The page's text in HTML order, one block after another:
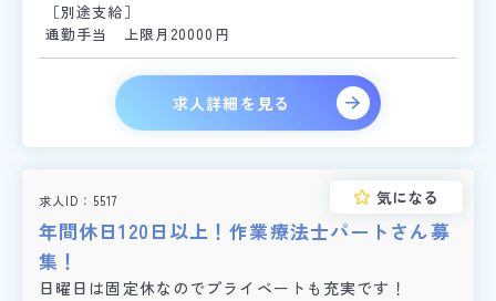
［別途支給］
通勤手当 上限月20000円
求人詳細を見る
求人ID 5517
年間休日120日以上！作業療法士パートさん募
集！
日曜日は固定休なのでプライベートも充実です！
気になる